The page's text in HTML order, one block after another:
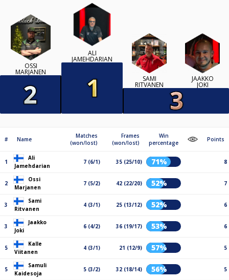
OSSI
MARJANEN
ALI
JAMEHDARIAN
SAMI
RITVANEN
JAAKKO
JOKI
# Name
Matches
(won/lost)
Frames
(won/lost)
Win
percentage
Points
1
Ali
Jamehdarian
7 (6/1) 35 (25/10) 71% 8
2
Ossi
Marjanen
7 (5/2) 42 (22/20) 52% 7
3
Sami
Ritvanen
4 (3/1) 25 (13/12) 52% 6
3
Jaakko
Joki
6 (4/2) 36 (19/17) 53% 6
5
Kalle
Viitanen
4 (3/1) 21 (12/9) 57% 5
5
Samuli
Kaidesoja
5 (3/2) 32 (18/14) 56% 5